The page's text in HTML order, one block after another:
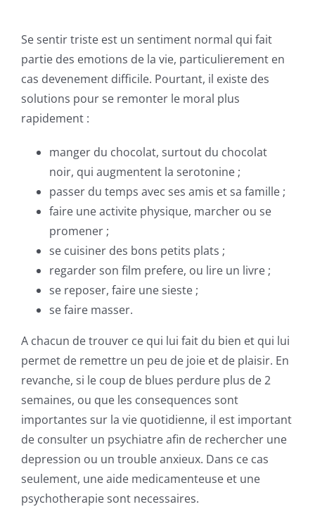
Se sentir triste est un sentiment normal qui fait
partie des emotions de la vie, particulierement en
cas devenement difficile. Pourtant, il existe des
solutions pour se remonter le moral plus
rapidement :
manger du chocolat, surtout du chocolat
noir, qui augmentent la serotonine ;
passer du temps avec ses amis et sa famille ;
faire une activite physique, marcher ou se
promener ;
se cuisiner des bons petits plats ;
regarder son film prefere, ou lire un livre ;
se reposer, faire une sieste ;
se faire masser.
A chacun de trouver ce qui lui fait du bien et qui lui
permet de remettre un peu de joie et de plaisir. En
revanche, si le coup de blues perdure plus de 2
semaines, ou que les consequences sont
importantes sur la vie quotidienne, il est important
de consulter un psychiatre afin de rechercher une
depression ou un trouble anxieux. Dans ce cas
seulement, une aide medicamenteuse et une
psychotherapie sont necessaires.